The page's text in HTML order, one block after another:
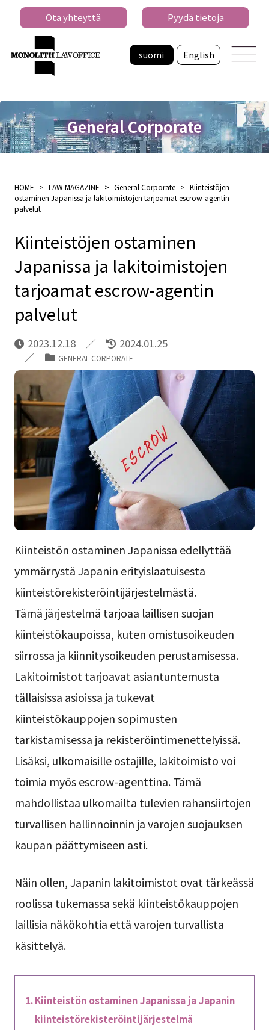
suomi English
Ota yhteyttä Pyydä tietoja
General Corporate
HOME > LAW MAGAZINE > General Corporate > Kiinteistöjen
ostaminen Japanissa ja lakitoimistojen tarjoamat escrow-agentin
palvelut
Kiinteistöjen ostaminen
Japanissa ja lakitoimistojen
tarjoamat escrow-agentin
palvelut
2023.12.18 2024.01.25
GENERAL CORPORATE
Kiinteistön ostaminen Japanissa edellyttää
ymmärrystä Japanin erityislaatuisesta
kiinteistörekisteröintijärjestelmästä.
Tämä järjestelmä tarjoaa laillisen suojan
kiinteistökaupoissa, kuten omistusoikeuden
siirrossa ja kiinnitysoikeuden perustamisessa.
Lakitoimistot tarjoavat asiantuntemusta
tällaisissa asioissa ja tukevat
kiinteistökauppojen sopimusten
tarkistamisessa ja rekisteröintimenettelyissä.
Lisäksi, ulkomaisille ostajille, lakitoimisto voi
toimia myös escrow-agenttina. Tämä
mahdollistaa ulkomailta tulevien rahansiirtojen
turvallisen hallinnoinnin ja varojen suojauksen
kaupan päättymiseen asti.
Näin ollen, Japanin lakitoimistot ovat tärkeässä
roolissa tukemassa sekä kiinteistökauppojen
laillisia näkökohtia että varojen turvallista
käsittelyä.
Kiinteistön ostaminen Japanissa ja Japanin
kiinteistörekisteröintijärjestelmä